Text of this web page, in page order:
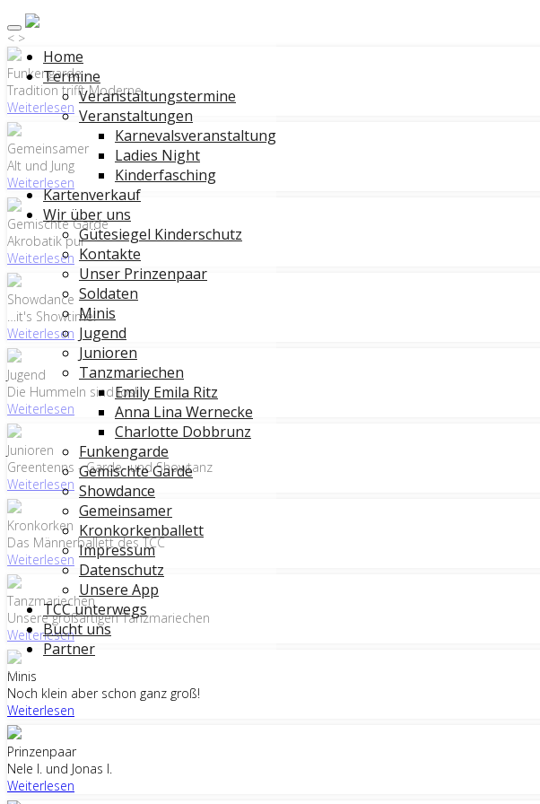
Home
Termine
Veranstaltungstermine
Veranstaltungen
Karnevalsveranstaltung
Ladies Night
Kinderfasching
Kartenverkauf
Wir über uns
Gütesiegel Kinderschutz
Kontakte
Unser Prinzenpaar
Soldaten
Minis
Jugend
Junioren
Tanzmariechen
Emily Emila Ritz
Anna Lina Wernecke
Charlotte Dobbrunz
Funkengarde
Gemischte Garde
Showdance
Gemeinsamer
Kronkorkenballett
Impressum
Datenschutz
Unsere App
TCC unterwegs
Bucht uns
Partner
< >
Funkengarde
Tradition trifft Moderne
Weiterlesen
Gemeinsamer
Alt und Jung
Weiterlesen
Gemischte Garde
Akrobatik pur
Weiterlesen
Showdance
…it's Showtime!
Weiterlesen
Jugend
Die Hummeln sind los!
Weiterlesen
Junioren
Greentenns - Garde- und Showtanz
Weiterlesen
Kronkorken
Das Männerballett des TCC
Weiterlesen
Tanzmariechen
Unsere großartigen Tanzmariechen
Weiterlesen
Minis
Noch klein aber schon ganz groß!
Weiterlesen
Prinzenpaar
Nele I. und Jonas I.
Weiterlesen